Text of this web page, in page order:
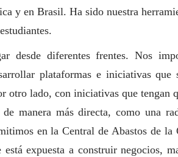
y en Brasil. Ha sido nuestra
desde diferentes frentes. Nos
plataformas e iniciativas que
otro lado, con iniciativas que tengan
manera más directa, como una
en la Central de Abastos de
está expuesta a construir negocios,